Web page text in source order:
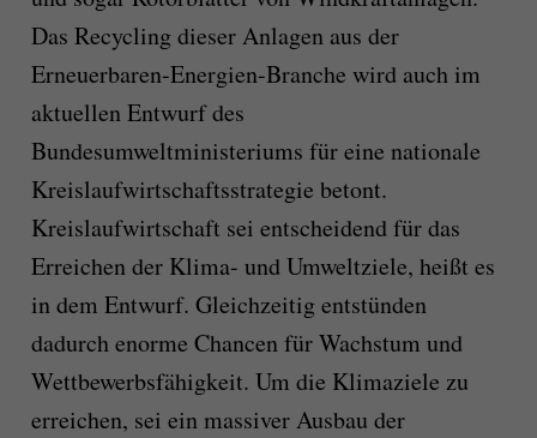
Das Recycling dieser Anlagen aus der
Erneuerbaren-Energien-Branche wird auch im
aktuellen Entwurf des
Bundesumweltministeriums für eine nationale
Kreislaufwirtschaftsstrategie betont.
Kreislaufwirtschaft sei entscheidend für das
Erreichen der Klima- und Umweltziele, heißt es
in dem Entwurf. Gleichzeitig entstünden
dadurch enorme Chancen für Wachstum und
Wettbewerbsfähigkeit. Um die Klimaziele zu
erreichen, sei ein massiver Ausbau der